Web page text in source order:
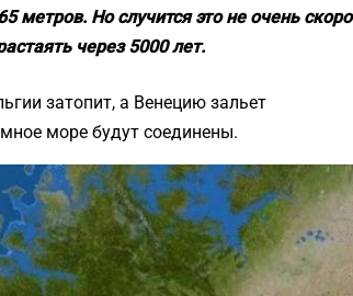
метров. Но случится это не очень скоро
через 5000 лет.
затопит, а Венецию зальет
море будут соединены.